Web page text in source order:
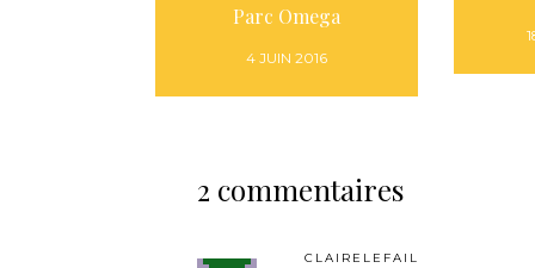
Parc Omega
4 JUIN 2016
2 commentaires
CLAIRELEFAIL